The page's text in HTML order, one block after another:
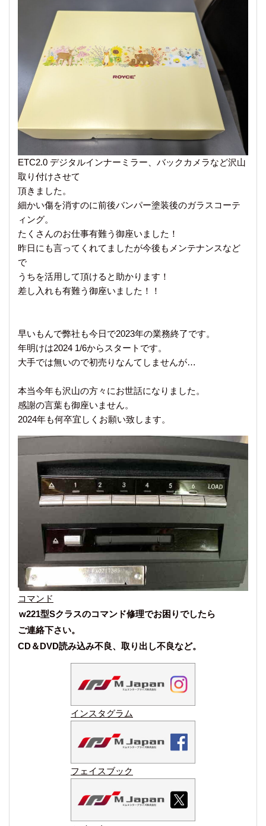
ETC2.0 デジタルインナーミラー、バックカメラなど沢山
取り付けさせて
頂きました。
細かい傷を消すのに前後バンパー塗装後のガラスコーテ
ィング。
たくさんのお仕事有難う御座いました！
昨日にも言ってくれてましたが今後もメンテナンスなど
で
うちを活用して頂けると助かります！
差し入れも有難う御座いました！！
早いもんで弊社も今日で2023年の業務終了です。
年明けは2024 1/6からスタートです。
大手では無いので初売りなんてしませんが…
本当今年も沢山の方々にお世話になりました。
感謝の言葉も御座いません。
2024年も何卒宜しくお願い致します。
コマンド
w221型Sクラスのコマンド修理でお困りでしたら
ご連絡下さい。
CD＆DVD読み込み不良、取り出し不良など。
インスタグラム
フェイスブック